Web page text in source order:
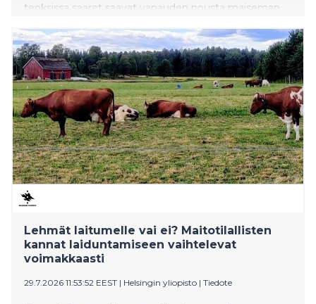
teoksissa saaret saavat vapauden nousta maiseman
ihmisiä eri vuoden ja vuorokauden aikoina.
Lehmät laitumelle vai ei? Maitotilallisten
kannat laiduntamiseen vaihtelevat
voimakkaasti
29.7.2026 11:53:52 EEST | Helsingin yliopisto | Tiedote